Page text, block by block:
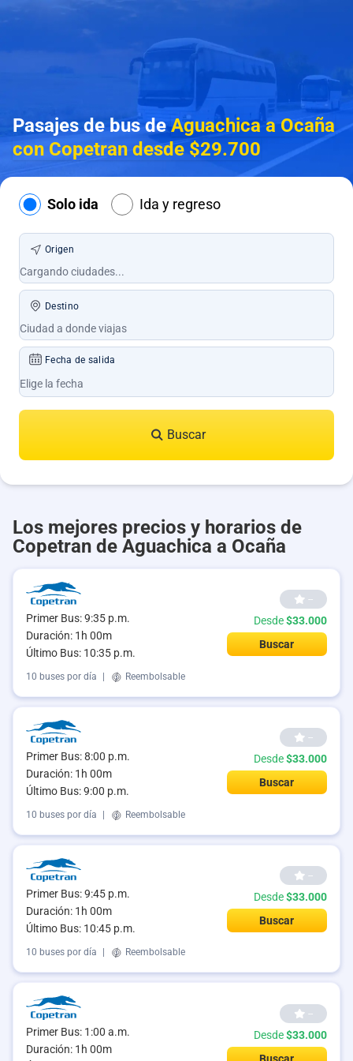
Pasajes de bus deAguachica a Ocaña
con Copetran desde $29.700
Solo ida Ida y regreso
Origen
Destino
Fecha de salida
Buscar
Los mejores precios y horarios de
Copetran de Aguachica a Ocaña
Primer Bus: 9:35 p.m.
Duración: 1h 00m
Último Bus: 10:35 p.m.
--
Desde$33.000
Buscar
10 buses por día Reembolsable
Primer Bus: 8:00 p.m.
Duración: 1h 00m
Último Bus: 9:00 p.m.
--
Desde$33.000
Buscar
10 buses por día | Reembolsable
Primer Bus: 9:45 p.m.
Duración: 1h 00m
Último Bus: 10:45 p.m.
--
Desde$33.000
Buscar
10 buses por día Reembolsable
Primer Bus: 1:00 a.m.
Duración: 1h 00m
--
Desde$33.000
Buscar